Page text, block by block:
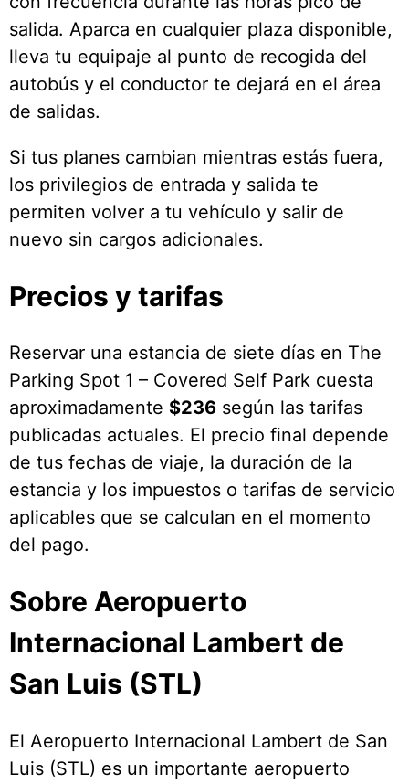
salida. Aparca en cualquier plaza disponible,
lleva tu equipaje al punto de recogida del
autobús y el conductor te dejará en el área
de salidas.
Si tus planes cambian mientras estás fuera,
los privilegios de entrada y salida te
permiten volver a tu vehículo y salir de
nuevo sin cargos adicionales.
Precios y tarifas
Reservar una estancia de siete días en The
Parking Spot 1 – Covered Self Park cuesta
aproximadamente $236 según las tarifas
publicadas actuales. El precio final depende
de tus fechas de viaje, la duración de la
estancia y los impuestos o tarifas de servicio
aplicables que se calculan en el momento
del pago.
Sobre Aeropuerto
Internacional Lambert de
San Luis (STL)
El Aeropuerto Internacional Lambert de San
Luis (STL) es un importante aeropuerto